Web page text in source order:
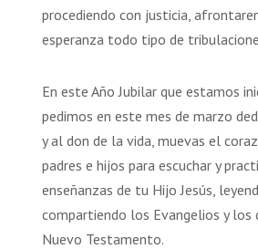
procediendo con justicia,
esperanza todo tipo de
En este Año Jubilar que estamos
pedimos en este mes de marzo
y al don de la vida, muevas el
padres e hijos para escuchar y
enseñanzas de tu Hijo Jesús,
compartiendo los Evangelios y los
Nuevo Testamento.